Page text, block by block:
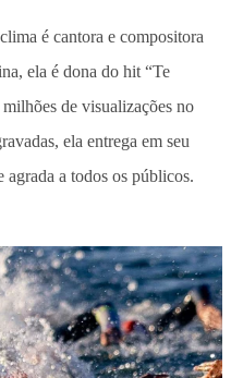
é cantora e compositora
ela é dona do hit “Te
de visualizações no
ela entrega em seu
a todos os públicos.